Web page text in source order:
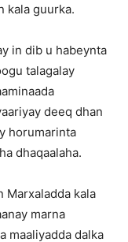
kala guurka.
in dib u habeynta
talagalay
deeq dhan
horumarinta
dhaqaalaha.
Marxaladda kala
marna
maaliyadda dalka